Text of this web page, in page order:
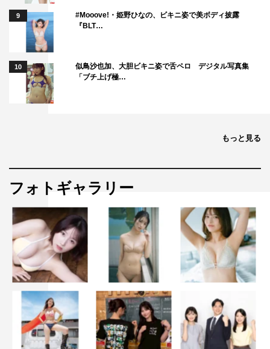
9
#Mooove!・姫野ひなの、ビキニ姿で美ボディ披露
『BLT…
10
似鳥沙也加、大胆ビキニ姿で舌ペロ デジタル写真集
「ブチ上げ極…
もっと見る
フォトギャラリー